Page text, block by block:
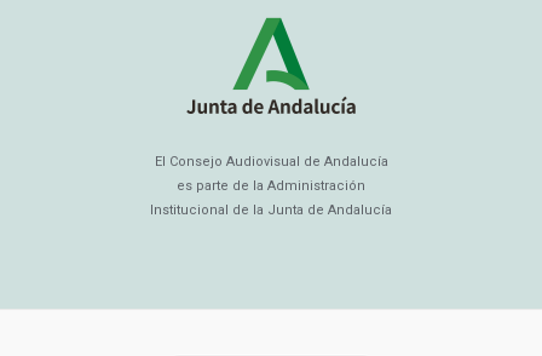
El Consejo Audiovisual de Andalucía
es parte de la Administración
Institucional de la Junta de Andalucía